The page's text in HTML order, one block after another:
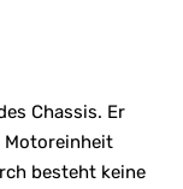
Chassis. Er
Motoreinheit
besteht keine